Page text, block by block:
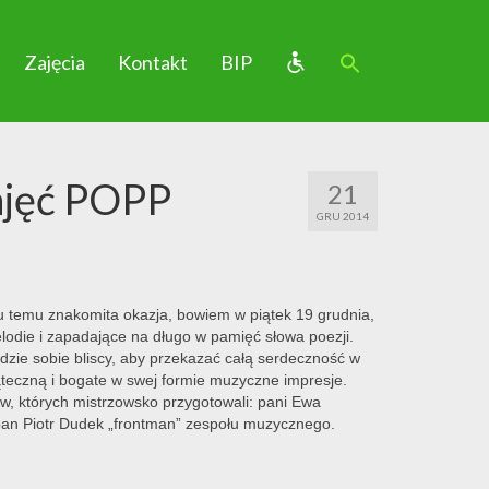
Zajęcia Kontakt BIP
21
GRU 2014
POPP
znakomita okazja, bowiem w piątek 19 grudnia,
i zapadające na długo w pamięć słowa poezji.
sobie bliscy, aby przekazać całą serdeczność w
i bogate w swej formie muzyczne impresje.
których mistrzowsko przygotowali: pani Ewa
Piotr Dudek „frontman” zespołu muzycznego.